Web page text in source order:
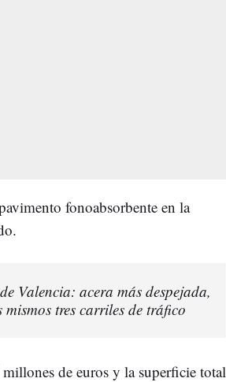
fonoabsorbente en la
Valencia: acera más despejada,
tres carriles de tráfico
de euros y la superficie total